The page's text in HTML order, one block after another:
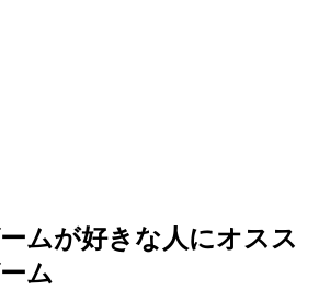
ムが好きな人にオスス
ム